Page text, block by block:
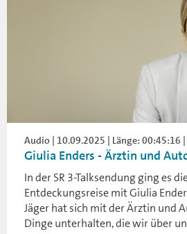
Audio | 10.09.2025 | Länge: 00:45:16 |
Giulia Enders - Ärztin und
In der SR 3-Talksendung ging es
Entdeckungsreise mit Giulia
Jäger hat sich mit der Ärztin und
Dinge unterhalten, die wir über